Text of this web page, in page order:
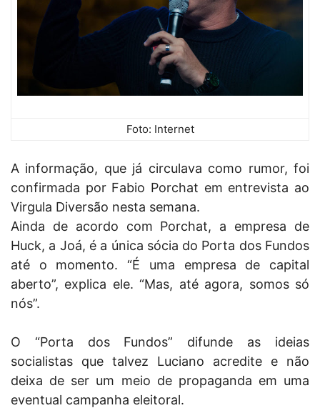
Foto: Internet
A informação, que já circulava como rumor, foi
confirmada por Fabio Porchat em entrevista ao
Virgula Diversão nesta semana.
Ainda de acordo com Porchat, a empresa de
Huck, a Joá, é a única sócia do Porta dos Fundos
até o momento. “É uma empresa de capital
aberto”, explica ele. “Mas, até agora, somos só
nós”.
O “Porta dos Fundos” difunde as ideias
socialistas que talvez Luciano acredite e não
deixa de ser um meio de propaganda em uma
eventual campanha eleitoral.